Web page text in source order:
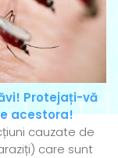
Protejați-vă
acestora!
cauzate de
care sunt